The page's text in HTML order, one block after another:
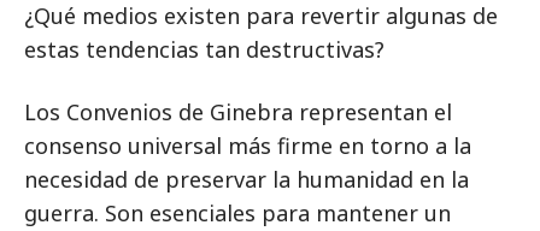
¿Qué medios existen para revertir algunas de
estas tendencias tan destructivas?
Los Convenios de Ginebra representan el
consenso universal más firme en torno a la
necesidad de preservar la humanidad en la
guerra. Son esenciales para mantener un